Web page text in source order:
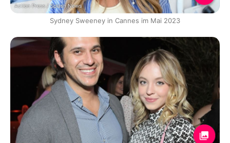
Action Press / Splash News
Sydney Sweeney in Cannes im Mai 2023